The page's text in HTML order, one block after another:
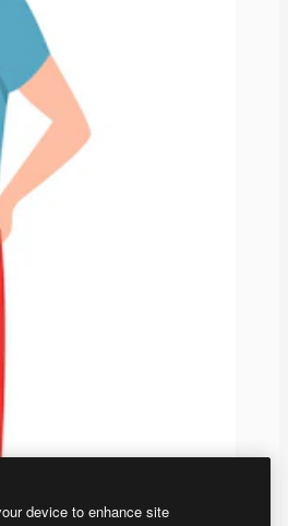
device to enhance site